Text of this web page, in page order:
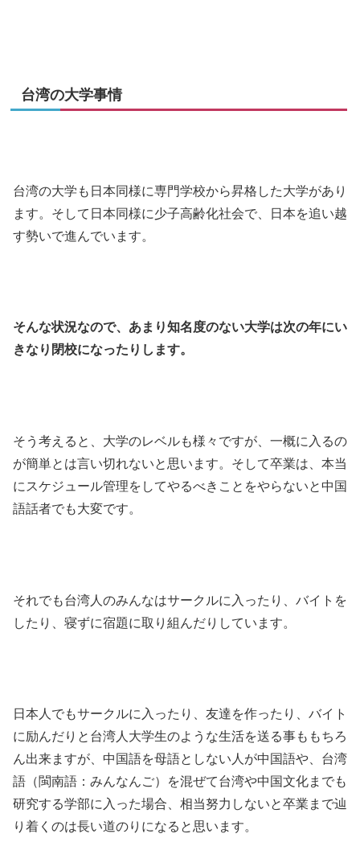
台湾の大学事情
台湾の大学も日本同様に専門学校から昇格した大学があり
ます。そして日本同様に少子高齢化社会で、日本を追い越
す勢いで進んでいます。
そんな状況なので、あまり知名度のない大学は次の年にい
きなり閉校になったりします。
そう考えると、大学のレベルも様々ですが、一概に入るの
が簡単とは言い切れないと思います。そして卒業は、本当
にスケジュール管理をしてやるべきことをやらないと中国
語話者でも大変です。
それでも台湾人のみんなはサークルに入ったり、バイトを
したり、寝ずに宿題に取り組んだりしています。
日本人でもサークルに入ったり、友達を作ったり、バイト
に励んだりと台湾人大学生のような生活を送る事ももちろ
ん出来ますが、中国語を母語としない人が中国語や、台湾
語（閩南語：みんなんご）を混ぜて台湾や中国文化までも
研究する学部に入った場合、相当努力しないと卒業まで辿
り着くのは長い道のりになると思います。